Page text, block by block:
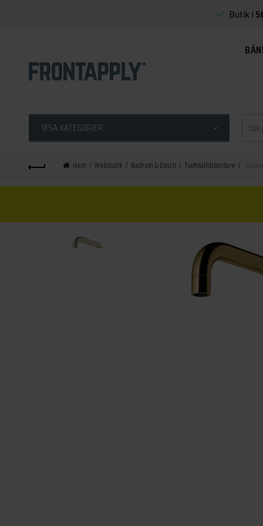
VISA KATEGORIER
efter:
Hem Webbutik Badrum & Dusch Tvättställsblandare
Butik i